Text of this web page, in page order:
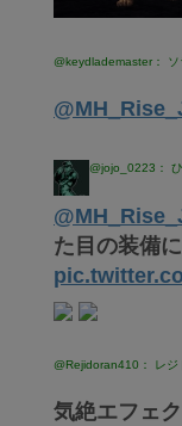
@keydlademaster： ソ
@jojo_0223： ひ
た目の装備
@Rejidoran410： レジ
気絶エフェ